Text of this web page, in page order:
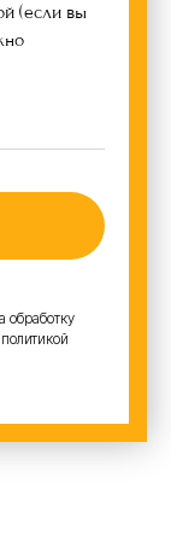
(если вы
обработку